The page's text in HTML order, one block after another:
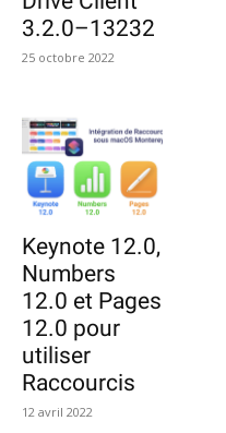
3.2.0–13232
25 octobre 2022
Keynote 12.0,
Numbers
12.0 et Pages
12.0 pour
utiliser
Raccourcis
12 avril 2022